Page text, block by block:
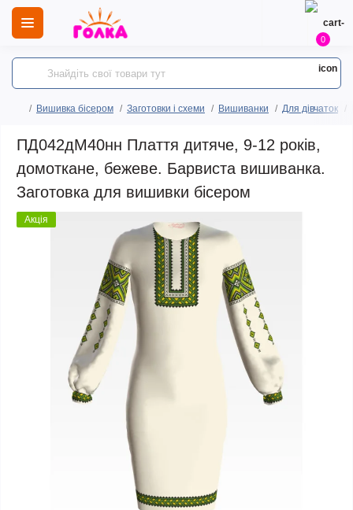
0
Вишивка бісером Заготовки і схеми Вишиванки Для дівчаток
ПД042дМ40нн Плаття дитяче, 9-12 років,
домоткане, бежеве. Барвиста вишиванка.
Заготовка для вишивки бісером
Акція